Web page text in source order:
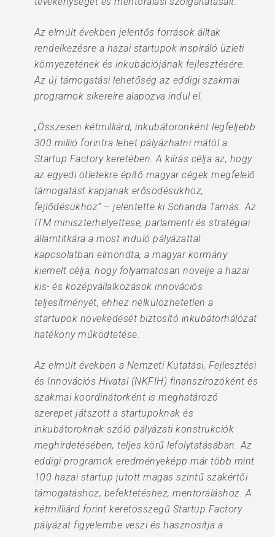
Az elmúlt években jelentős források álltak
rendelkezésre a hazai startupok inspiráló üzleti
környezetének és inkubációjának fejlesztésére.
Az új támogatási lehetőség az eddigi szakmai
programok sikereire alapozva indul el.
„Összesen kétmilliárd, inkubátoronként legfeljebb
300 millió forintra lehet pályázhatni mától a
Startup Factory keretében. A kiírás célja az, hogy
az egyedi ötletekre építő magyar cégek megfelelő
támogatást kapjanak erősödésükhöz,
fejlődésükhöz” – jelentette ki Schanda Tamás. Az
ITM miniszterhelyettese, parlamenti és stratégiai
államtitkára a most induló pályázattal
kapcsolatban elmondta, a magyar kormány
kiemelt célja, hogy folyamatosan növelje a hazai
kis- és középvállalkozások innovációs
teljesítményét, ehhez nélkülözhetetlen a
startupok növekedését biztosító inkubátorhálózat
hatékony működtetése.
Az elmúlt években a Nemzeti Kutatási, Fejlesztési
és Innovációs Hivatal (NKFIH) finanszírozóként és
szakmai koordinátorként is meghatározó
szerepet játszott a startupoknak és
inkubátoroknak szóló pályázati konstrukciók
meghirdetésében, teljes körű lefolytatásában. Az
eddigi programok eredményeképp már több mint
100 hazai startup jutott magas szintű szakértői
támogatáshoz, befektetéshez, mentoráláshoz. A
kétmilliárd forint keretösszegű Startup Factory
pályázat figyelembe veszi és hasznosítja a